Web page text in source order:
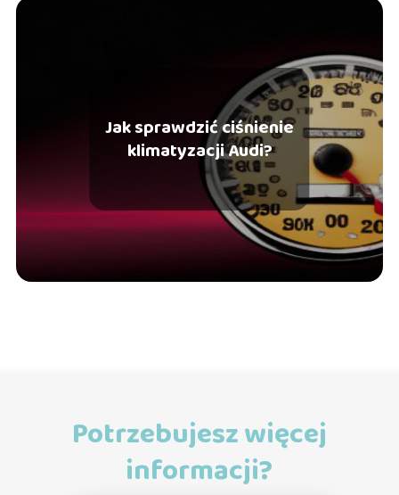
Jak sprawdzić ciśnienie
klimatyzacji Audi?
Potrzebujesz więcej
informacji?